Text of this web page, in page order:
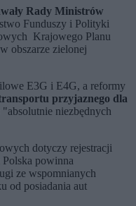
Rady Ministrów
Funduszy i Polityki
Krajowego Planu
obszarze zielonej
E3G i E4G, a reformy
przyjaznego dla
niezbędnych
dotyczy rejestracji
powinna
ze wspomnianych
od posiadania aut